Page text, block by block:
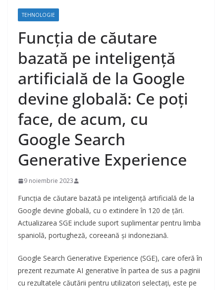
TEHNOLOGIE
Funcția de căutare
bazată pe inteligență
artificială de la Google
devine globală: Ce poți
face, de acum, cu
Google Search
Generative Experience
9 noiembrie 2023
Funcția de căutare bazată pe inteligență artificială de la
Google devine globală, cu o extindere în 120 de țări.
Actualizarea SGE include suport suplimentar pentru limba
spaniolă, portugheză, coreeană și indoneziană.
Google Search Generative Experience (SGE), care oferă în
prezent rezumate AI generative în partea de sus a paginii
cu rezultatele căutării pentru utilizatori selectați, este pe